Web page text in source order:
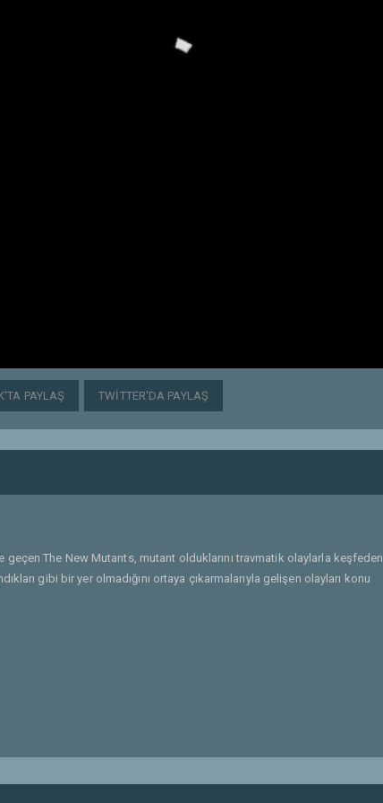
PAYLAŞ TWITTER'DA PAYLAŞ
The New Mutants, mutant olduklarını travmatik olaylarla keşfeden
gibi bir yer olmadığını ortaya çıkarmalarıyla gelişen olayları konu